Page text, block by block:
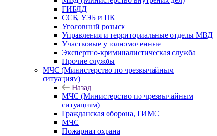
ГИБДД
ССБ, УЭБ и ПК
Уголовный розыск
Управления и территориальные отделы МВД
Участковые уполномоченные
Экспертно-криминалистическая служба
Прочие службы
МЧС (Министерство по чрезвычайным
ситуациям)
Назад
МЧС (Министерство по чрезвычайным
ситуациям)
Гражданская оборона, ГИМС
МЧС
Пожарная охрана